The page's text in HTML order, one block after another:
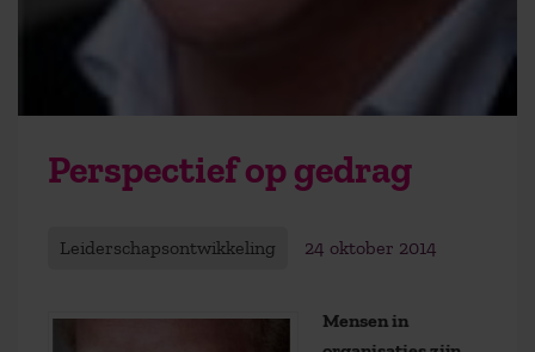
Perspectief op gedrag
Leiderschapsontwikkeling 24 oktober 2014
Mensen in